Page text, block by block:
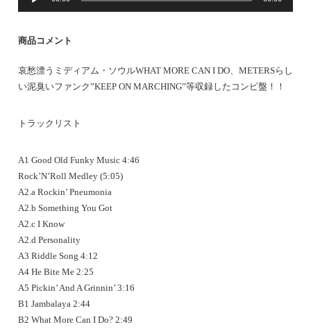
ー
ヤ
商品コメント
哀愁漂うミディアム・ソウルWHAT MORE CAN I DO、METERSらし
い泥臭いファンク”KEEP ON MARCHING”等収録したコンピ盤！！
トラックリスト
A1 Good Old Funky Music 4:46
Rock’N’Roll Medley (5:05)
A2.a Rockin’ Pneumonia
A2.b Something You Got
A2.c I Know
A2.d Personality
A3 Riddle Song 4:12
A4 He Bite Me 2:25
A5 Pickin’ And A Grinnin’ 3:16
B1 Jambalaya 2:44
B2 What More Can I Do? 2:49